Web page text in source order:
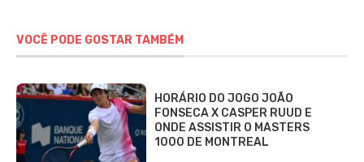
VOCÊ PODE GOSTAR TAMBÉM
HORÁRIO DO JOGO JOÃO
FONSECA X CASPER RUUD E
ONDE ASSISTIR O MASTERS
1000 DE MONTREAL